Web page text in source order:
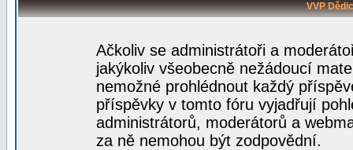
VVP
Ačkoliv se administrátoři a
jakýkoliv všeobecně nežádoucí
nemožné prohlédnout každý
příspěvky v tomto fóru vyjadřují
administrátorů, moderátorů a
za ně nemohou být zodpovědní.